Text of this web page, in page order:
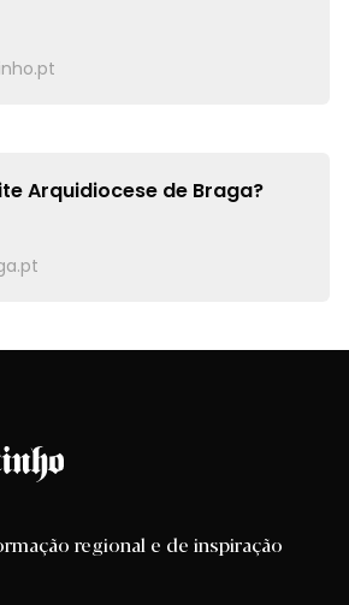
Arquidiocese de Braga?
regional e de inspiração